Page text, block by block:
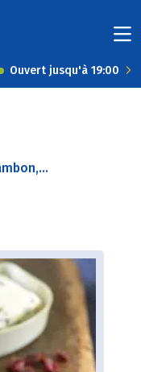
Ouvert jusqu'à 19:00